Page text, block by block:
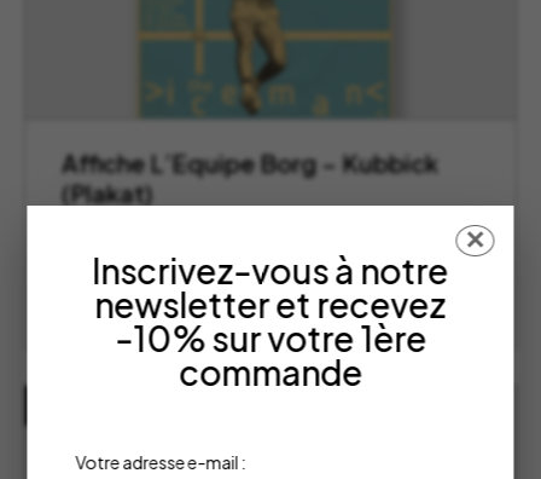
Affiche L’Equipe Borg – Kubbick
(Plakat)
49,00
AJOUTER AU PANIER
Inscrivez-vous à notre
newsletter et recevez
-10% sur votre 1ère
commande
Votre adresse e-mail :
✕